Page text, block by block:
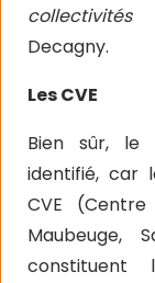
collectivités
Decagny.
Les CVE
Bien sûr, le
identifié, car
CVE
Maubeuge,